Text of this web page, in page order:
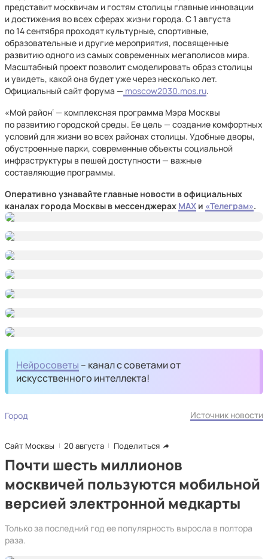
представит москвичам и гостям столицы главные инновации
и достижения во всех сферах жизни города. С 1 августа
по 14 сентября проходят культурные, спортивные,
образовательные и другие мероприятия, посвященные
развитию одного из самых современных мегаполисов мира.
Масштабный проект позволит смоделировать образ столицы
и увидеть, какой она будет уже через несколько лет.
Официальный сайт форума — moscow2030.mos.ru.
«Мой район‘ — комплексная программа Мэра Москвы
по развитию городской среды. Ее цель — создание комфортных
условий для жизни во всех районах столицы. Удобные дворы,
обустроенные парки, современные объекты социальной
инфраструктуры в пешей доступности — важные
составляющие программы.
Оперативно узнавайте главные новости в официальных
каналах города Москвы в мессенджерах MAX и «Телеграм».
Нейросоветы – канал с советами от
искусственного интеллекта!
Город Источник новости
Сайт Москвы 20 августа Поделиться
Почти шесть миллионов
москвичей пользуются мобильной
версией электронной медкарты
Только за последний год ее популярность выросла в полтора
раза.